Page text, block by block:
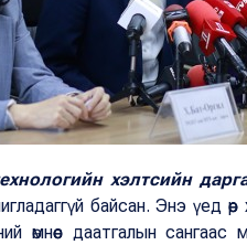
хэлтсийн
байсан. Энэ үед өөр
өмнөөс даатгалын сангаас